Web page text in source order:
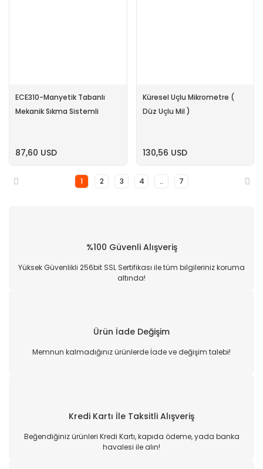
ECE310-Manyetik Tabanlı
Mekanik Sıkma Sistemli
87,60 USD
Küresel Uçlu Mikrometre (
Düz Uçlu Mil )
130,56 USD
1 2 3 4 .. 7
%100 Güvenli Alışveriş
Yüksek Güvenlikli 256bit SSL Sertifikası ile tüm bilgileriniz koruma
altında!
Ürün İade Değişim
Memnun kalmadığınız ürünlerde İade ve değişim talebi!
Kredi Kartı İle Taksitli Alışveriş
Beğendiğiniz ürünleri Kredi Kartı, kapıda ödeme, yada banka
havalesi ile alın!